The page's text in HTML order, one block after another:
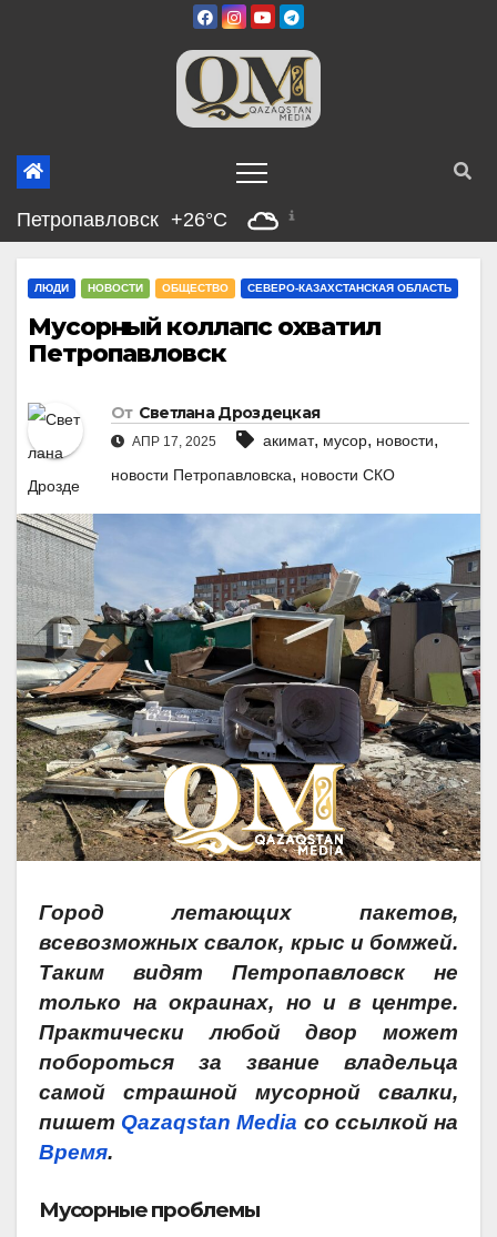
Петропавловск +26°C
ЛЮДИ НОВОСТИ ОБЩЕСТВО СЕВЕРО-КАЗАХСТАНСКАЯ ОБЛАСТЬ
Мусорный коллапс охватил
Петропавловск
От Светлана Дроздецкая
АПР 17, 2025 акимат, мусор, новости,
новости Петропавловска, новости СКО
Город летающих пакетов,
всевозможных свалок, крыс и бомжей.
Таким видят Петропавловск не
только на окраинах, но и в центре.
Прак­тически любой двор может
побороться за звание владельца
самой страшной мусорной свалки,
пишет Qazaqstan Media со ссылкой на
Время.
Мусорные проблемы